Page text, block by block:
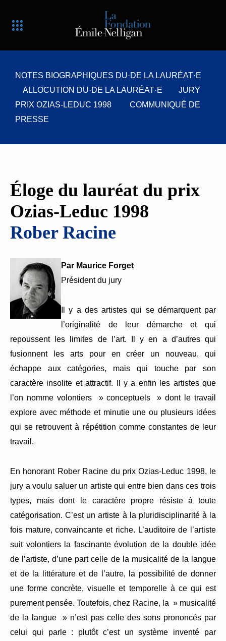
NOTES BIOGRAPHIQUES DU·DE LA LAURÉAT·E
ALLOCUTION DU·DE LA LAURÉAT·E
JURY
PRIX OZIAS-LEDUC 1998 COMMUNIQUÉ DE
PRESSE
Éloge du lauréat du prix
Ozias-Leduc 1998
Rober Racine
Par Maurice Forget
Président du jury
Il y a des artistes qui se démarquent par
l’originalité de leur démarche et qui
repoussent les limites de l’art. Il y en a d’autres qui
fusionnent les arts pour en créer un nouveau, qui
échappe aux catégories, mais qui touche par son
caractère insolite et attractif. Il y a enfin les artistes que
l’on nomme volontiers » conceptuels » dont le travail
explore avec méthode et minutie une ou plusieurs idées
qui se retrouvent à répétition comme constantes de leur
travail.
En honorant Rober Racine du prix Ozias-Leduc 1998, le
jury a voulu saluer un artiste qui entre bien dans ces trois
types, mais dont le caractère propre résiste à toute
catégorisation. C’est un artiste à la pluridisciplinarité à la
fois mature, convaincante et riche. L’auditoire de l’artiste
suit volontiers la fascinante évolution de la double idée
de l’artiste, d’une part celle de la musicalité de la langue
et de la littérature et de l’autre, la possibilité de donner
une forme concrète, visuelle et temporelle à ce qui est
purement pensée. Toutefois, chez Racine, la » musicalité
de la langue » n’est pas celle des sons prononcés par
celui qui parle : plutôt c’est un système inventé par